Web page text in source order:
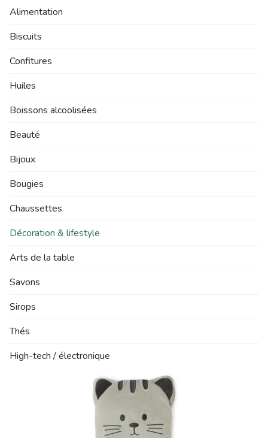
Alimentation
Biscuits
Confitures
Huiles
Boissons alcoolisées
Beauté
Bijoux
Bougies
Chaussettes
Décoration & lifestyle
Arts de la table
Savons
Sirops
Thés
High-tech / électronique